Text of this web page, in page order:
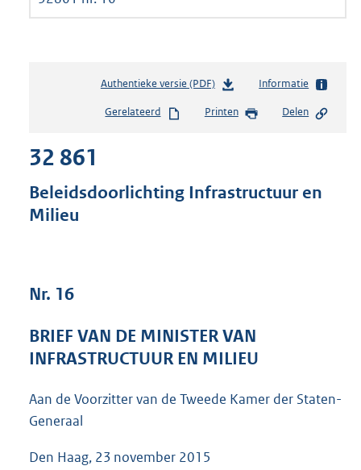
Authentieke versie (PDF)b
s
s
:
4
b
Informatie
Gerelateerd Printen Delen
32 861
Beleidsdoorlichting Infrastructuur en
Milieu
Nr. 16
BRIEF VAN DE MINISTER VAN
INFRASTRUCTUUR EN MILIEU
Aan de Voorzitter van de Tweede Kamer der Staten-
Generaal
Den Haag, 23 november 2015